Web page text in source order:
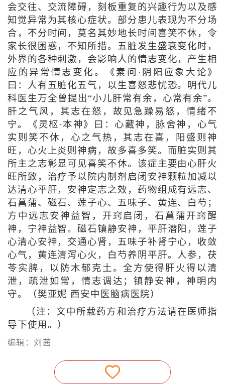
会交往、交流障碍，刻板重复的兴趣行为以及感
知觉异常为其核心症状。部分患儿表现为不分场
合，不分时间，莫名其妙地长时间喜笑不休，令
家长很困惑，不知所措。五脏发生盛衰变化时，
外界的各种刺激，会影响人的情志变化，产生相
应的异常情志变化。《素问·阴阳应象大论》
曰：人有五脏化五气，以生喜怒悲忧恐。明代儿
科医生万全曾提出“小儿肝常有余，心常有余”。
肝之气风，其志在怒，故见急躁易怒，情绪不
宁。《灵枢·本神》曰：心藏神，脉舍神，心气
实则笑不休，心之气热，其志在喜，阳盛则神
旺，心火上炎则神病，故多喜多笑。而脏实则其
所主之志彰显可见喜笑不休。该症主要由心肝火
旺所致，治疗予以院内制剂启闭安神颗粒加减以
达清心平肝，安神定志之效，药物组成有远志、
石菖蒲、磁石、莲子心、五味子、黄连、白芍；
方中远志安神益智，开窍启闭，石菖蒲开窍醒
神，宁神益智。磁石镇静安神，平肝潜阳，莲子
心清心安神，交通心肾，五味子补肾宁心，收敛
心气，黄连清泻心火，白芍养阴平肝。人参，茯
苓实脾，以防木郁克土。全方使得肝火得以清
泄，疏泄如常，情志调达；镇静安神，神明内
守。（樊亚妮 西安中医脑病医院）
（注：文中所载药方和治疗方法请在医师指
导下使用。）
编辑：刘茜